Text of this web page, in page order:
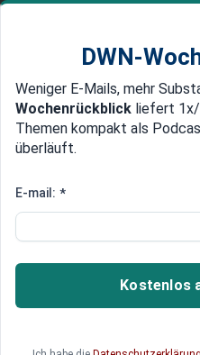
Newsticker MEIN DWN:
Edelmetalle DWN-
DIHK gibt
dringend nötig
Die Deutsche
Ideen für den Abbau
DWN-
Weniger E-Mails, mehr
Wochenrückblick liefert
Themen kompakt als
überläuft.
E-mail: *
Kostenlos